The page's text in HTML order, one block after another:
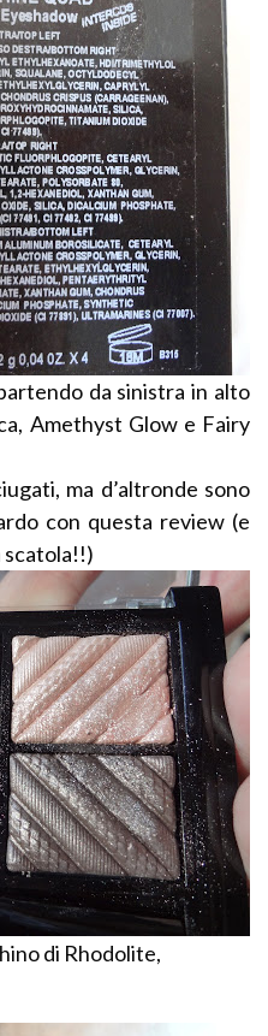
da sinistra in alto
Amethyst Glow e Fairy
ma d’altronde sono
con questa review (e
di Rhodolite,